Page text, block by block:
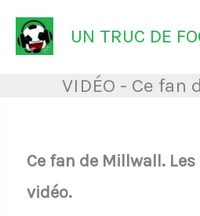
Aller
au
contenu
UN TRUC DE
VIDÉO - Ce
Ce fan de Millwall.
vidéo.